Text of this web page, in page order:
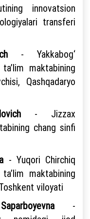
innovatsion
transferi
- Yakkabog‘
maktabining
Qashqadaryo
- Jizzax
chang sinfi
- Yuqori Chirchiq
maktabining
viloyati
-